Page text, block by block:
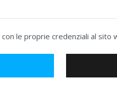
le proprie credenziali al sito